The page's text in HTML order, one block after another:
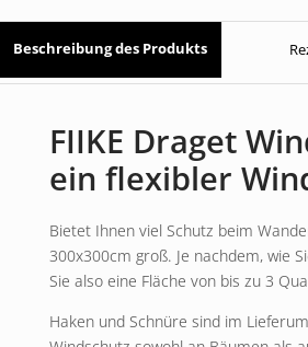
Beschreibung des Produkts
FIIKE Draget
ein flexibler
Bietet Ihnen viel Schutz beim
300x300cm groß. Je nachdem, wie
Sie also eine Fläche von bis zu 3
Haken und Schnüre sind im